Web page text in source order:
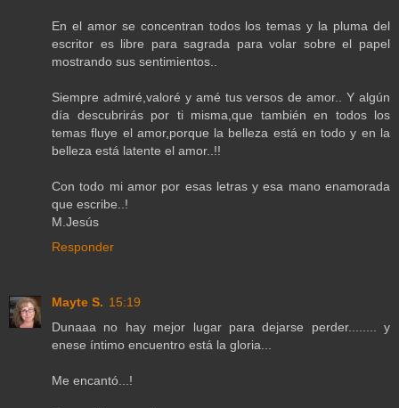
En el amor se concentran todos los temas y la pluma del
escritor es libre para sagrada para volar sobre el papel
mostrando sus sentimientos..
Siempre admiré,valoré y amé tus versos de amor.. Y algún
día descubrirás por ti misma,que también en todos los
temas fluye el amor,porque la belleza está en todo y en la
belleza está latente el amor..!!
Con todo mi amor por esas letras y esa mano enamorada
que escribe..!
M.Jesús
Responder
Mayte S. 15:19
Dunaaa no hay mejor lugar para dejarse perder........ y
enese íntimo encuentro está la gloria...
Me encantó...!